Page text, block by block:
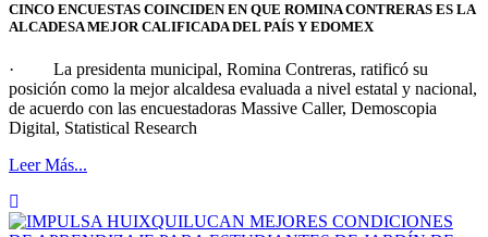
CINCO ENCUESTAS COINCIDEN EN QUE ROMINA CONTRERAS ES LA
ALCADESA MEJOR CALIFICADA DEL PAÍS Y EDOMEX
· La presidenta municipal, Romina Contreras, ratificó su
posición como la mejor alcaldesa evaluada a nivel estatal y nacional,
de acuerdo con las encuestadoras Massive Caller, Demoscopia
Digital, Statistical Research
Leer Más...